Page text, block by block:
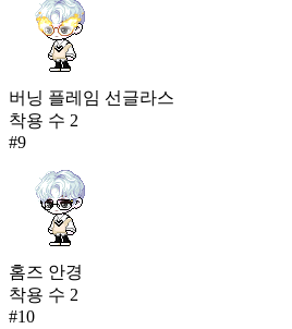
버닝 플레임 선글라스
착용 수 2
#9
홈즈 안경
착용 수 2
#10